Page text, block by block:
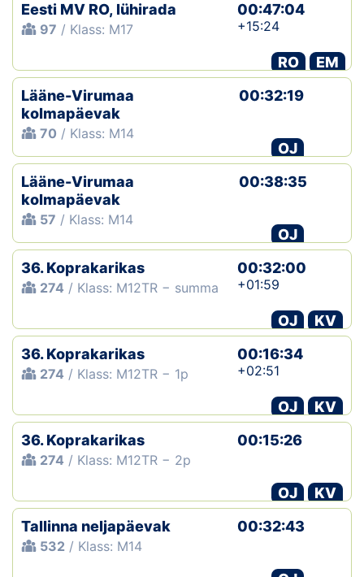
Eesti MV RO, lühirada
97 / Klass: M17
00:47:04
+15:24
RO
EM
Lääne-Virumaa
kolmapäevak
70 / Klass: M14
00:32:19
OJ
Lääne-Virumaa
kolmapäevak
57 / Klass: M14
00:38:35
OJ
36. Koprakarikas
274 / Klass: M12TR − summa
00:32:00
+01:59
OJ
KV
36. Koprakarikas
274 / Klass: M12TR − 1p
00:16:34
+02:51
OJ
KV
36. Koprakarikas
274 / Klass: M12TR − 2p
00:15:26
OJ
KV
Tallinna neljapäevak
532 / Klass: M14
00:32:43